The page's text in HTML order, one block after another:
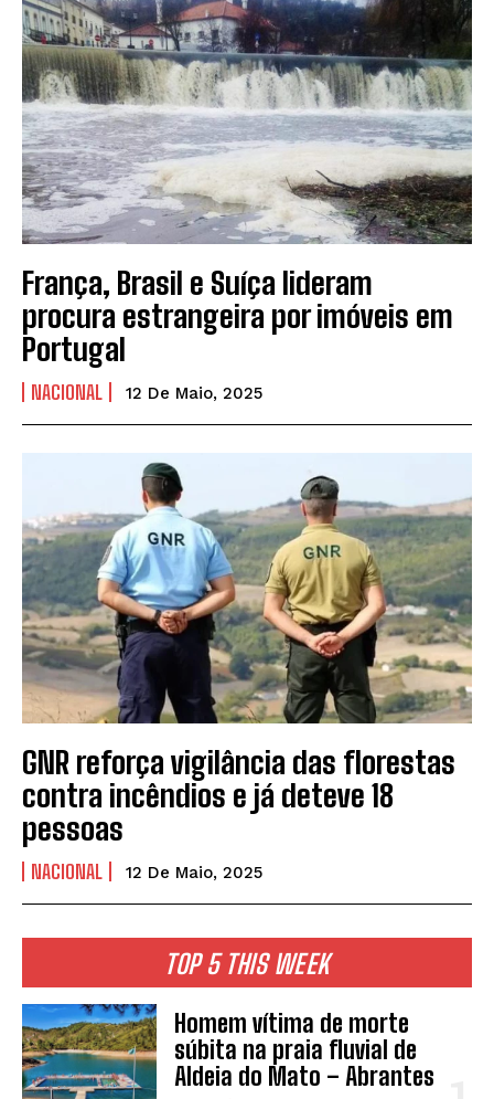
França, Brasil e Suíça lideram
procura estrangeira por imóveis em
Portugal
NACIONAL 12 De Maio, 2025
GNR reforça vigilância das florestas
contra incêndios e já deteve 18
pessoas
NACIONAL 12 De Maio, 2025
TOP 5 THIS WEEK
Homem vítima de morte
súbita na praia fluvial de
Aldeia do Mato – Abrantes